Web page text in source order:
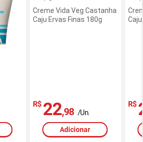
Creme Vida Veg Castanha
Caju Ervas Finas 180g
R$ 22,98 /Un.
Adicionar
R$